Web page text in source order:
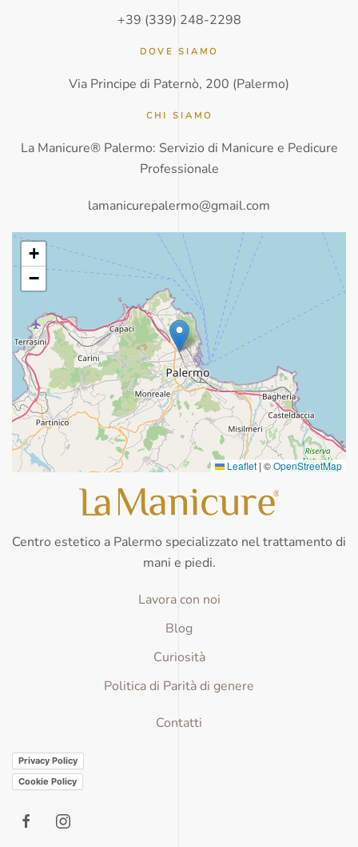
+39 (339) 248-2298
DOVE SIAMO
Via Principe di Paternò, 200 (Palermo)
CHI SIAMO
La Manicure® Palermo: Servizio di Manicure e Pedicure
Professionale
lamanicurepalermo@gmail.com
+
−
Leaflet | ©OpenStreetMap
Centro estetico a Palermo specializzato nel trattamento di
mani e piedi.
Lavora con noi
Blog
Curiosità
Politica di Parità di genere
Contatti
Privacy Policy
Cookie Policy